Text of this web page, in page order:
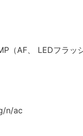
（AF、 LEDフラッ
n/ac